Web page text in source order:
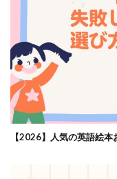
【2026】人気の英語絵